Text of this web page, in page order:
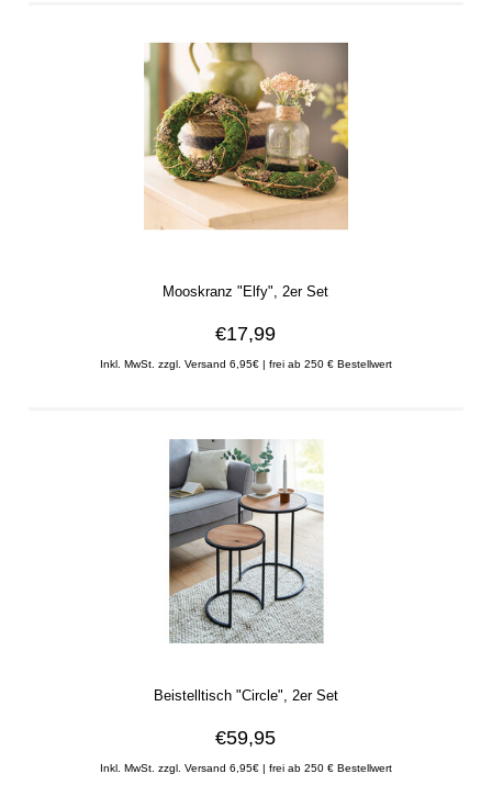
Mooskranz "Elfy", 2er Set
€17,99
Inkl. MwSt. zzgl. Versand 6,95€ | frei ab 250 € Bestellwert
Beistelltisch "Circle", 2er Set
€59,95
Inkl. MwSt. zzgl. Versand 6,95€ | frei ab 250 € Bestellwert